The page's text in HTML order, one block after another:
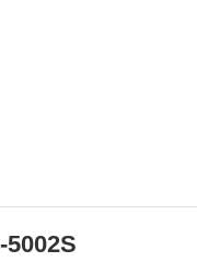
5002S